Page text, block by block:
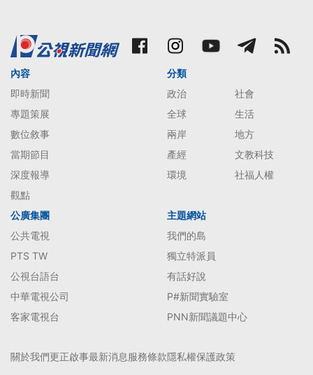
內容
即時新聞
專題策展
數位敘事
當期節目
深度報導
觀點
分類
政治
社會
全球
生活
兩岸
地方
產經
文教科技
環境
社福人權
公廣集團
公共電視
PTS TW
公視台語台
中華電視公司
客家電視台
主題網站
我們的島
獨立特派員
有話好說
P#新聞實驗室
PNN新聞議題中心
關於我們更正啟事最新消息服務條款隱私權保護政策